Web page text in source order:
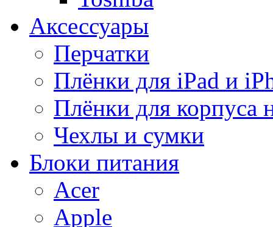
Аксессуары
Перчатки
Плёнки для iPad и
Плёнки для корпуса
Чехлы и сумки
Блоки питания
Acer
Apple